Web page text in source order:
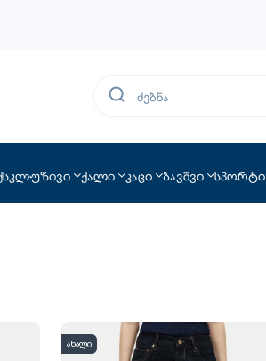
ქალი კაცი ბავშვი სპორტი
ახალი